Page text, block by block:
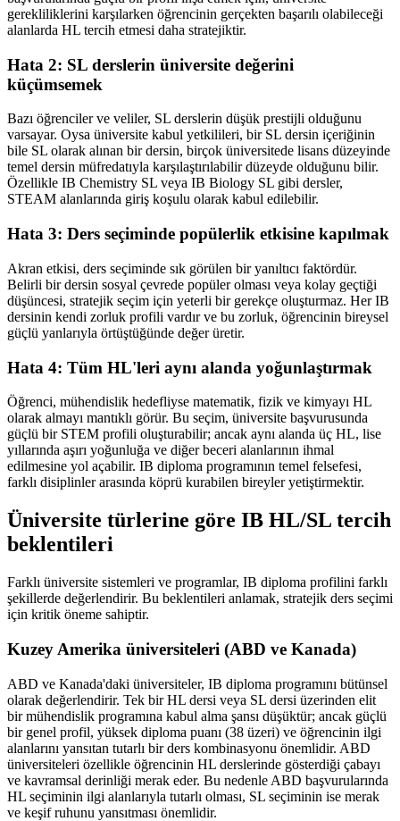
gerekliliklerini karşılarken öğrencinin gerçekten başarılı olabileceği
alanlarda HL tercih etmesi daha stratejiktir.
Hata 2: SL derslerin üniversite değerini
küçümsemek
Bazı öğrenciler ve veliler, SL derslerin düşük prestijli olduğunu
varsayar. Oysa üniversite kabul yetkilileri, bir SL dersin içeriğinin
bile SL olarak alınan bir dersin, birçok üniversitede lisans düzeyinde
temel dersin müfredatıyla karşılaştırılabilir düzeyde olduğunu bilir.
Özellikle IB Chemistry SL veya IB Biology SL gibi dersler,
STEAM alanlarında giriş koşulu olarak kabul edilebilir.
Hata 3: Ders seçiminde popülerlik etkisine kapılmak
Akran etkisi, ders seçiminde sık görülen bir yanıltıcı faktördür.
Belirli bir dersin sosyal çevrede popüler olması veya kolay geçtiği
düşüncesi, stratejik seçim için yeterli bir gerekçe oluşturmaz. Her IB
dersinin kendi zorluk profili vardır ve bu zorluk, öğrencinin bireysel
güçlü yanlarıyla örtüştüğünde değer üretir.
Hata 4: Tüm HL'leri aynı alanda yoğunlaştırmak
Öğrenci, mühendislik hedefliyse matematik, fizik ve kimyayı HL
olarak almayı mantıklı görür. Bu seçim, üniversite başvurusunda
güçlü bir STEM profili oluşturabilir; ancak aynı alanda üç HL, lise
yıllarında aşırı yoğunluğa ve diğer beceri alanlarının ihmal
edilmesine yol açabilir. IB diploma programının temel felsefesi,
farklı disiplinler arasında köprü kurabilen bireyler yetiştirmektir.
Üniversite türlerine göre IB HL/SL tercih
beklentileri
Farklı üniversite sistemleri ve programlar, IB diploma profilini farklı
şekillerde değerlendirir. Bu beklentileri anlamak, stratejik ders seçimi
için kritik öneme sahiptir.
Kuzey Amerika üniversiteleri (ABD ve Kanada)
ABD ve Kanada'daki üniversiteler, IB diploma programını bütünsel
olarak değerlendirir. Tek bir HL dersi veya SL dersi üzerinden elit
bir mühendislik programına kabul alma şansı düşüktür; ancak güçlü
bir genel profil, yüksek diploma puanı (38 üzeri) ve öğrencinin ilgi
alanlarını yansıtan tutarlı bir ders kombinasyonu önemlidir. ABD
üniversiteleri özellikle öğrencinin HL derslerinde gösterdiği çabayı
ve kavramsal derinliği merak eder. Bu nedenle ABD başvurularında
HL seçiminin ilgi alanlarıyla tutarlı olması, SL seçiminin ise merak
ve keşif ruhunu yansıtması önemlidir.